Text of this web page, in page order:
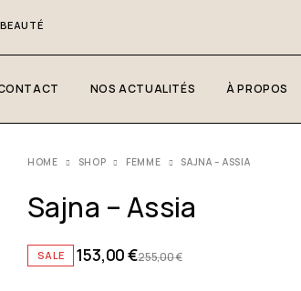
NOS ACTUALITÉS À PROPOS
HOME SHOP FEMME SAJNA – ASSIA
Sajna – Assia
SALE 255,00€
153,00€